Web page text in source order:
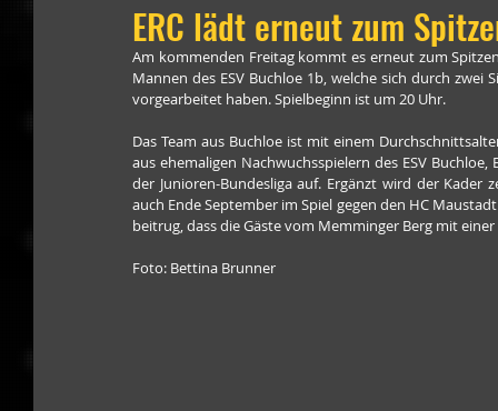
ERC lädt erneut zum
Am kommenden Freitag kommt es erneut zum
Mannen des ESV Buchloe 1b, welche sich durch zwei
vorgearbeitet haben. Spielbeginn ist um 20 Uhr.
Das Team aus Buchloe ist mit einem
aus ehemaligen Nachwuchsspielern des ESV
der Junioren-Bundesliga auf. Ergänzt wird der Kader
auch Ende September im Spiel gegen den HC
beitrug, dass die Gäste vom Memminger Berg mit
Foto: Bettina Brunner